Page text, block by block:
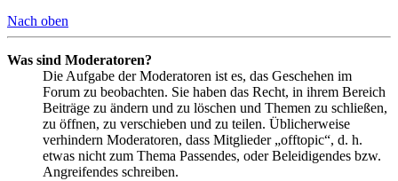
Nach oben
Was sind Moderatoren?
Die Aufgabe der Moderatoren ist es, das Geschehen im
Forum zu beobachten. Sie haben das Recht, in ihrem Bereich
Beiträge zu ändern und zu löschen und Themen zu schließen,
zu öffnen, zu verschieben und zu teilen. Üblicherweise
verhindern Moderatoren, dass Mitglieder „offtopic“, d. h.
etwas nicht zum Thema Passendes, oder Beleidigendes bzw.
Angreifendes schreiben.